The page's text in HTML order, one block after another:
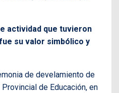
actividad que tuvieron
su valor simbólico y
de develamiento de
de Educación, en